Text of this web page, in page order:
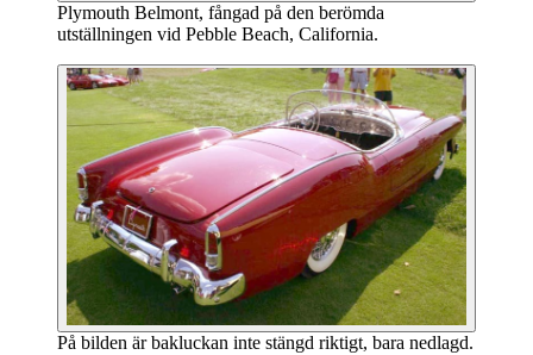
Plymouth Belmont, fångad på den berömda
utställningen vid Pebble Beach, California.
På bilden är bakluckan inte stängd riktigt, bara nedlagd.